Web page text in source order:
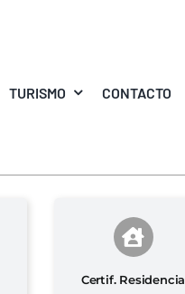
TURISMO CONTACTO
Certif. Residencia